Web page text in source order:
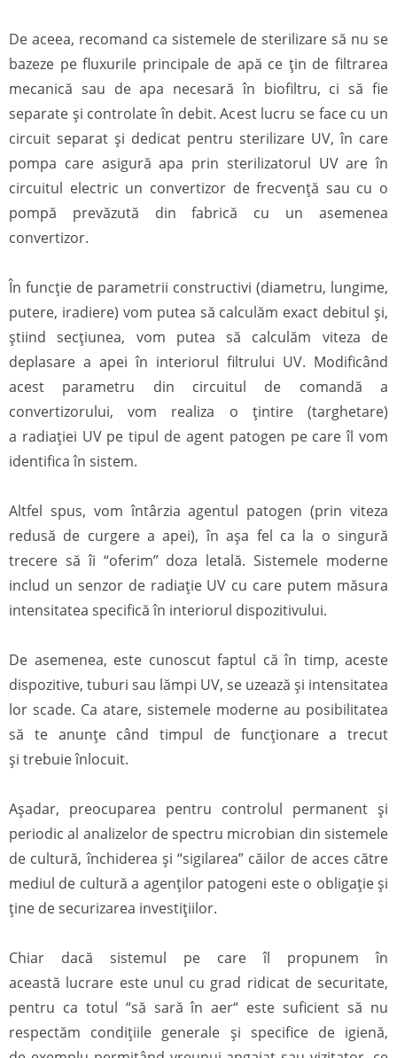
De aceea, recomand ca sistemele de sterilizare să nu se
bazeze pe fluxurile principale de apă ce țin de filtrarea
mecanică sau de apa necesară în biofiltru, ci să fie
separate și controlate în debit. Acest lucru se face cu un
circuit separat și dedicat pentru sterilizare UV, în care
pompa care asigură apa prin sterilizatorul UV are în
circuitul electric un convertizor de frecvență sau cu o
pompă prevăzută din fabrică cu un asemenea
convertizor.
În funcție de parametrii constructivi (diametru, lungime,
putere, iradiere) vom putea să calculăm exact debitul și,
știind secțiunea, vom putea să calculăm viteza de
deplasare a apei în interiorul filtrului UV. Modificând
acest parametru din circuitul de comandă a
convertizorului, vom realiza o țintire (targhetare)
a radiației UV pe tipul de agent patogen pe care îl vom
identifica în sistem.
Altfel spus, vom întârzia agentul patogen (prin viteza
redusă de curgere a apei), în așa fel ca la o singură
trecere să îi “oferim” doza letală. Sistemele moderne
includ un senzor de radiație UV cu care putem măsura
intensitatea specifică în interiorul dispozitivului.
De asemenea, este cunoscut faptul că în timp, aceste
dispozitive, tuburi sau lămpi UV, se uzează și intensitatea
lor scade. Ca atare, sistemele moderne au posibilitatea
să te anunțe când timpul de funcționare a trecut
și trebuie înlocuit.
Așadar, preocuparea pentru controlul permanent și
periodic al analizelor de spectru microbian din sistemele
de cultură, închiderea și “sigilarea” căilor de acces către
mediul de cultură a agenților patogeni este o obligație și
ține de securizarea investițiilor.
Chiar dacă sistemul pe care îl propunem în
această lucrare este unul cu grad ridicat de securitate,
pentru ca totul “să sară în aer“ este suficient să nu
respectăm condițiile generale și specifice de igienă,